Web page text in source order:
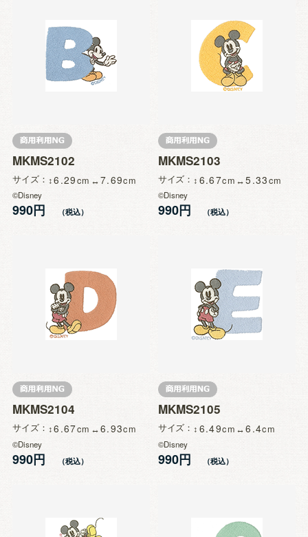
MKMS2102
サイズ 6.29 7.69
©Disney
990円
MKMS2103
サイズ 6.67 5.33
©Disney
990円
MKMS2104
サイズ 6.67 6.93
©Disney
990円
MKMS2105
サイズ 6.49 6.4
©Disney
990円